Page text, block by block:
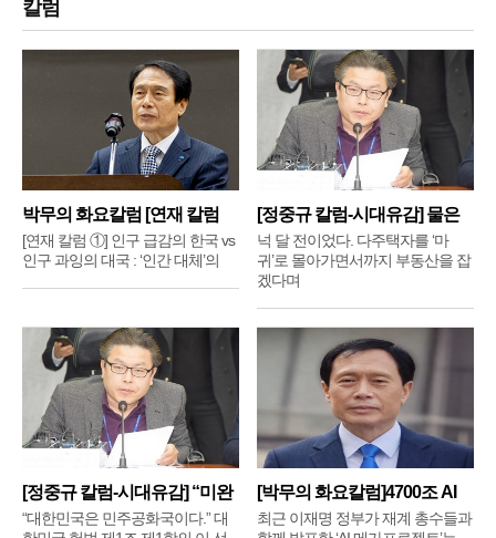
칼럼
박무의 화요칼럼 [연재 칼럼
①]
[연재 칼럼 ①] 인구 급감의 한국 vs
인구 과잉의 대국 : ‘인간 대체’의
[정중규 칼럼-시대유감] 물은
배
넉 달 전이었다. 다주택자를 ‘마
귀’로 몰아가면서까지 부동산을 잡
겠다며
[정중규 칼럼-시대유감] “미완
“대한민국은 민주공화국이다.” 대
[박무의 화요칼럼]4700조 AI
메
최근 이재명 정부가 재계 총수들과